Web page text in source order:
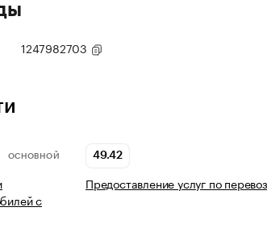
1247982703
ОСНОВНОЙ
с
49.42
Предоставление услуг по